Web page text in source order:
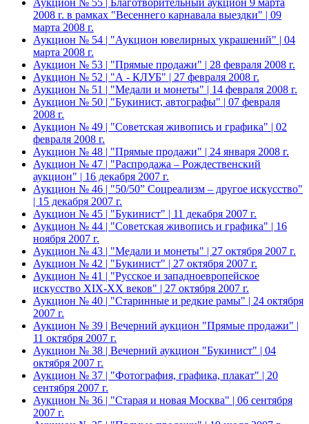
2008 г. в рамках "Весеннего карнавала выездки" | 09
марта 2008 г.
Аукцион № 54 | "Аукцион ювелирных украшений" | 04
марта 2008 г.
Аукцион № 53 | "Прямые продажи" | 28 февраля 2008 г.
Аукцион № 52 | "А - КЛУБ" | 27 февраля 2008 г.
Аукцион № 51 | "Медали и монеты" | 14 февраля 2008 г.
Аукцион № 50 | "Букинист, автографы" | 07 февраля
2008 г.
Аукцион № 49 | "Советская живопись и графика" | 02
февраля 2008 г.
Аукцион № 48 | "Прямые продажи" | 24 января 2008 г.
Аукцион № 47 | "Распродажа – Рождественский
аукцион" | 16 декабря 2007 г.
Аукцион № 46 | "50/50” Соцреализм – другое искусство"
| 15 декабря 2007 г.
Аукцион № 45 | "Букинист" | 11 декабря 2007 г.
Аукцион № 44 | "Советская живопись и графика" | 16
ноября 2007 г.
Аукцион № 43 | "Медали и монеты" | 27 октября 2007 г.
Аукцион № 42 | "Букинист" | 27 октября 2007 г.
Аукцион № 41 | "Русское и западноевропейское
искусство XIX-XX веков" | 27 октября 2007 г.
Аукцион № 40 | "Старинные и редкие рамы" | 24 октября
2007 г.
Аукцион № 39 | Вечерний аукцион "Прямые продажи" |
11 октября 2007 г.
Аукцион № 38 | Вечерний аукцион "Букинист" | 04
октября 2007 г.
Аукцион № 37 | "Фотография, графика, плакат" | 20
сентября 2007 г.
Аукцион № 36 | "Старая и новая Москва" | 06 сентября
2007 г.